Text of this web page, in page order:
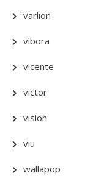
varlion
vibora
vicente
victor
vision
viu
wallapop